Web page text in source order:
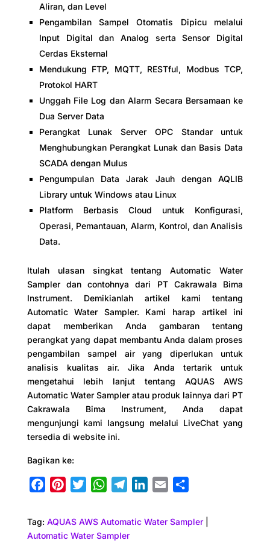
Aliran, dan Level
Pengambilan Sampel Otomatis Dipicu melalui
Input Digital dan Analog serta Sensor Digital
Cerdas Eksternal
Mendukung FTP, MQTT, RESTful, Modbus TCP,
Protokol HART
Unggah File Log dan Alarm Secara Bersamaan ke
Dua Server Data
Perangkat Lunak Server OPC Standar untuk
Menghubungkan Perangkat Lunak dan Basis Data
SCADA dengan Mulus
Pengumpulan Data Jarak Jauh dengan AQLIB
Library untuk Windows atau Linux
Platform Berbasis Cloud untuk Konfigurasi,
Operasi, Pemantauan, Alarm, Kontrol, dan Analisis
Data.
Itulah ulasan singkat tentang Automatic Water
Sampler dan contohnya dari PT Cakrawala Bima
Instrument. Demikianlah artikel kami tentang
Automatic Water Sampler. Kami harap artikel ini
dapat memberikan Anda gambaran tentang
perangkat yang dapat membantu Anda dalam proses
pengambilan sampel air yang diperlukan untuk
analisis kualitas air. Jika Anda tertarik untuk
mengetahui lebih lanjut tentang AQUAS AWS
Automatic Water Sampler atau produk lainnya dari PT
Cakrawala Bima Instrument, Anda dapat
mengunjungi kami langsung melalui LiveChat yang
tersedia di website ini.
Bagikan ke:
c
e
n
t
i
t
W
t
e
n
a
a
Tag: AQUAS AWS Automatic Water Sampler|
Automatic Water Sampler